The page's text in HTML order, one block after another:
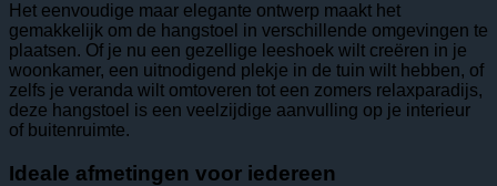
Het eenvoudige maar elegante ontwerp maakt het
gemakkelijk om de hangstoel in verschillende omgevingen te
plaatsen. Of je nu een gezellige leeshoek wilt creëren in je
woonkamer, een uitnodigend plekje in de tuin wilt hebben, of
zelfs je veranda wilt omtoveren tot een zomers relaxparadijs,
deze hangstoel is een veelzijdige aanvulling op je interieur
of buitenruimte.
Ideale afmetingen voor iedereen